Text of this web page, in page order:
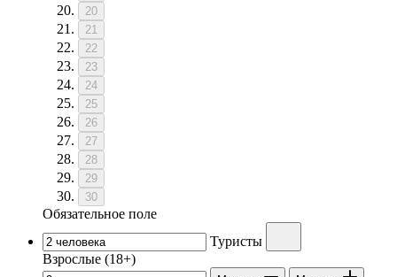
20
21
22
23
24
25
26
27
28
29
30
Обязательное поле
Туристы
Взрослые (18+)